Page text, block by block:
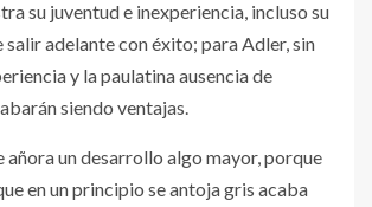
su juventud e inexperiencia, incluso su
salir adelante con éxito; para Adler, sin
y la paulatina ausencia de
siendo ventajas.
añora un desarrollo algo mayor, porque
en un principio se antoja gris acaba